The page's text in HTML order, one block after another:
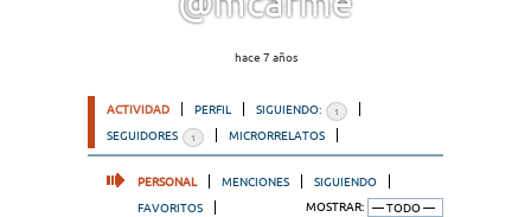
hace 7 años
ACTIVIDAD PERFIL SIGUIENDO: 1
SEGUIDORES 1 MICRORRELATOS
PERSONAL MENCIONES
SIGUIENDO
FAVORITOS
MOSTRAR: